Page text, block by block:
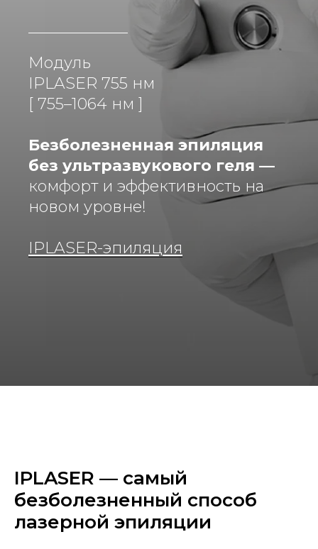
Модуль
IPLASER 755 нм
[ 755–1064 нм ]
Безболезненная эпиляция
без ультразвукового геля —
комфорт и эффективность на
новом уровне!
IPLASER-эпиляция
IPLASER — самый
безболезненный способ
лазерной эпиляции